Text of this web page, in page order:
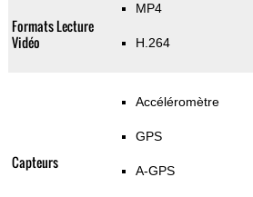
Formats Lecture
Vidéo
MP4
H.264
Capteurs
Accéléromètre
GPS
A-GPS